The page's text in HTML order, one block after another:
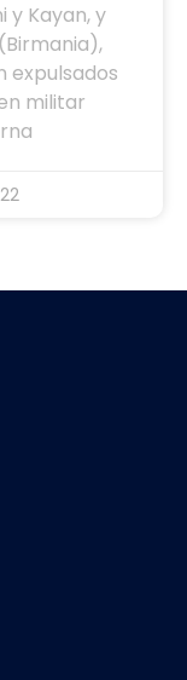
y Kayan, y
expulsados
militar